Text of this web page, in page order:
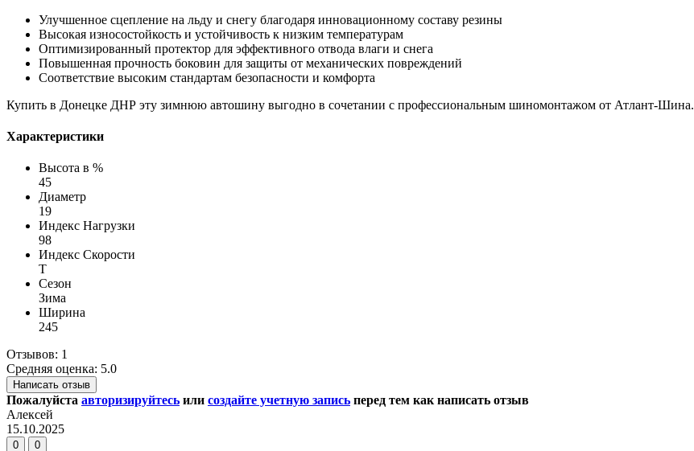
Улучшенное сцепление на льду и снегу благодаря инновационному составу резины
Высокая износостойкость и устойчивость к низким температурам
Оптимизированный протектор для эффективного отвода влаги и снега
Повышенная прочность боковин для защиты от механических повреждений
Соответствие высоким стандартам безопасности и комфорта
Купить в Донецке ДНР эту зимнюю автошину выгодно в сочетании с профессиональным шиномонтажом от Атлант-Шина.
Характеристики
Высота в %
45
Диаметр
19
Индекс Нагрузки
98
Индекс Скорости
T
Сезон
Зима
Ширина
245
Отзывов: 1
Средняя оценка: 5.0
Написать отзыв
Пожалуйста авторизируйтесь или создайте учетную запись перед тем как написать отзыв
Алексей
15.10.2025
0 0